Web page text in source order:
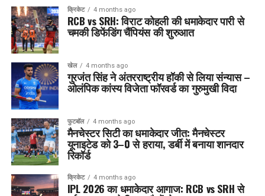
क्रिकेट 4 months ago
RCB vs SRH: विराट कोहली की धमाकेदार पारी से
चमकी डिफेंडिंग चैंपियंस की शुरुआत
खेल 4 months ago
गुरजंत सिंह ने अंतरराष्ट्रीय हॉकी से लिया संन्यास –
ओलंपिक कांस्य विजेता फॉरवर्ड का गुरुमुखी विदा
फुटबॉल 4 months ago
मैनचेस्टर सिटी का धमाकेदार जीत: मैनचेस्टर
यूनाइटेड को 3–0 से हराया, डर्बी में बनाया शानदार
रिकॉर्ड
क्रिकेट 4 months ago
IPL 2026 का धमाकेदार आगाज: RCB vs SRH से